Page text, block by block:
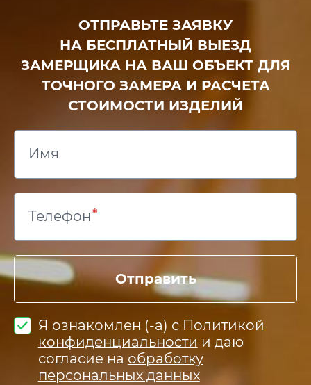
ОТПРАВЬТЕ ЗАЯВКУ
НА БЕСПЛАТНЫЙ ВЫЕЗД
ЗАМЕРЩИКА НА ВАШ ОБЪЕКТ ДЛЯ
ТОЧНОГО ЗАМЕРА И РАСЧЕТА
СТОИМОСТИ ИЗДЕЛИЙ
Имя
Телефон
Отправить
Я ознакомлен (-а) с Политикой
конфиденциальности и даю
согласие на обработку
персональных данных